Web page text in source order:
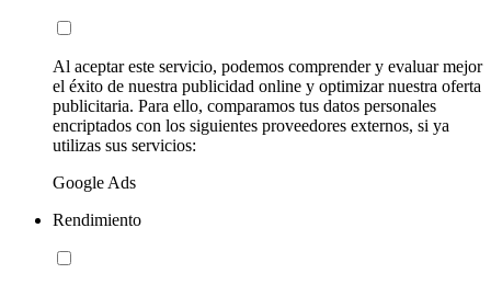
Al aceptar este servicio, podemos comprender y evaluar mejor
el éxito de nuestra publicidad online y optimizar nuestra oferta
publicitaria. Para ello, comparamos tus datos personales
encriptados con los siguientes proveedores externos, si ya
utilizas sus servicios:
Google Ads
Rendimiento